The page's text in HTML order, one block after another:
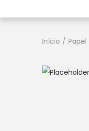
Início / Papel